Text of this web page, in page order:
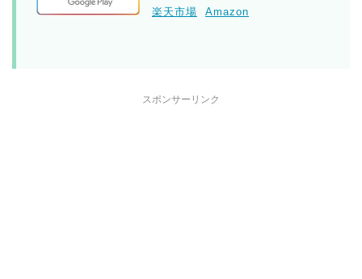
楽天市場 Amazon
スポンサーリンク